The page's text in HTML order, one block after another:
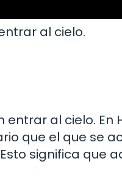
al cielo.
al cielo. En
que el que se
significa que